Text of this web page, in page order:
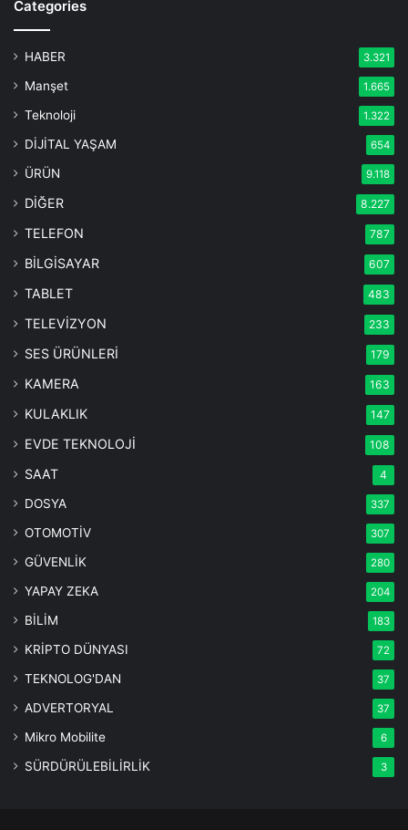
Categories
HABER 3.321
Manşet 1.665
Teknoloji 1.322
DİJİTAL YAŞAM 654
ÜRÜN 9.118
DİĞER 8.227
TELEFON 787
BİLGİSAYAR 607
TABLET 483
TELEVİZYON 233
SES ÜRÜNLERİ 179
KAMERA 163
KULAKLIK 147
EVDE TEKNOLOJİ 108
SAAT 4
DOSYA 337
OTOMOTİV 307
GÜVENLİK 280
YAPAY ZEKA 204
BİLİM 183
KRİPTO DÜNYASI 72
TEKNOLOG'DAN 37
ADVERTORYAL 37
Mikro Mobilite 6
SÜRDÜRÜLEBİLİRLİK 3